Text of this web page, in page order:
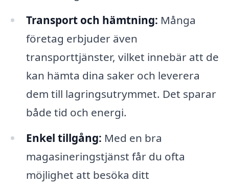
Transport och hämtning: Många
företag erbjuder även
transporttjänster, vilket innebär att de
kan hämta dina saker och leverera
dem till lagringsutrymmet. Det sparar
både tid och energi.
Enkel tillgång: Med en bra
magasineringstjänst får du ofta
möjlighet att besöka ditt